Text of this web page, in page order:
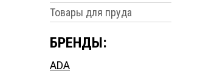
Товары для пруда
БРЕНДЫ:
ADA